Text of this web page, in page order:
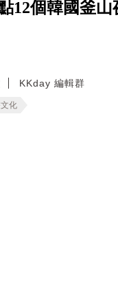
12個韓國釜
KKday 編輯群
化